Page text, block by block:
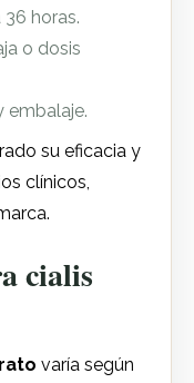
horas.
o dosis
embalaje.
su eficacia y
clínicos,
cialis
varía según